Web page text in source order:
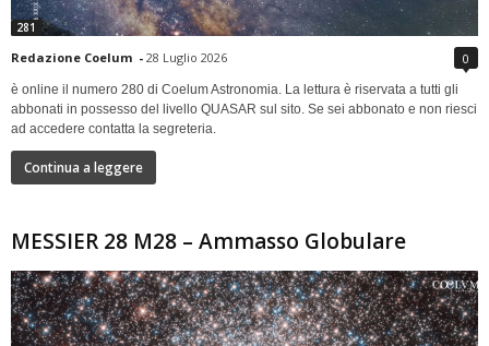
281
Redazione Coelum - 28 Luglio 2026 0
è online il numero 280 di Coelum Astronomia. La lettura è riservata a tutti gli
abbonati in possesso del livello QUASAR sul sito. Se sei abbonato e non riesci
ad accedere contatta la segreteria.
Continua a leggere
MESSIER 28 M28 – Ammasso Globulare